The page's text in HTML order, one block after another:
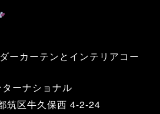
ーカーテンとインテリアコー
ーナショナル
筑区牛久保西 4-2-24